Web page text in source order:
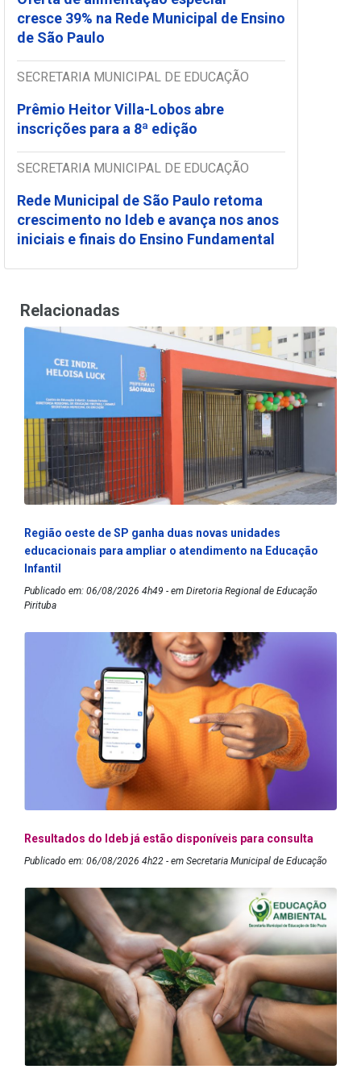
cresce 39% na Rede Municipal de Ensino
de São Paulo
SECRETARIA MUNICIPAL DE EDUCAÇÃO
Prêmio Heitor Villa-Lobos abre
inscrições para a 8ª edição
SECRETARIA MUNICIPAL DE EDUCAÇÃO
Rede Municipal de São Paulo retoma
crescimento no Ideb e avança nos anos
iniciais e finais do Ensino Fundamental
Relacionadas
Região oeste de SP ganha duas novas unidades
educacionais para ampliar o atendimento na Educação
Infantil
Publicado em: 06/08/2026 4h49 - em Diretoria Regional de Educação
Pirituba
Resultados do Ideb já estão disponíveis para consulta
Publicado em: 06/08/2026 4h22 - em Secretaria Municipal de Educação